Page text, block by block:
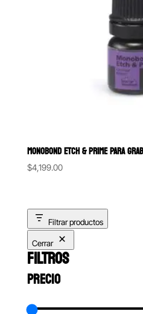
MONOBOND ETCH & PRIME PARA
$4,199.00
Filtrar productos
Cerrar
FILTROS
PRECIO